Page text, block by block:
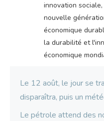
innovation
nouvelle
économique
la durabilité et
économique
Le 12 août, le jour se
disparaîtra, puis un
Le pétrole attend des